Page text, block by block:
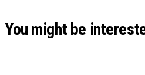
You might be